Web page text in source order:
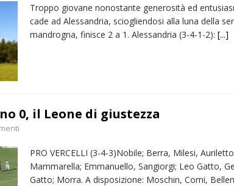
Troppo giovane nonostante generosità ed
cade ad Alessandria, sciogliendosi alla luna della
mandrogna, finisce 2 a 1. Alessandria (3-4-1-2): [...]
0, il Leone di giustezza
PRO VERCELLI (3-4-3)Nobile; Berra, Milesi,
Mammarella; Emmanuello, Sangiorgi; Leo Gatto,
Gatto; Morra. A disposizione: Moschin, Comi,